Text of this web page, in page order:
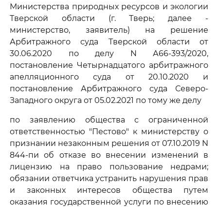
Министерства природных ресурсов и экологии
Тверской области (г. Тверь; далее -
министерство, заявитель) на решение
Арбитражного суда Тверской области от
30.06.2020 по делу N А66-393/2020,
постановление Четырнадцатого арбитражного
апелляционного суда от 20.10.2020 и
постановление Арбитражного суда Северо-
Западного округа от 05.02.2021 по тому же делу
по заявлению общества с ограниченной
ответственностью "Пестово" к министерству о
признании незаконным решения от 07.10.2019 N
844-пи об отказе во внесении изменений в
лицензию на право пользование недрами;
обязании ответчика устранить нарушения прав
и законных интересов общества путем
оказания государственной услуги по внесению